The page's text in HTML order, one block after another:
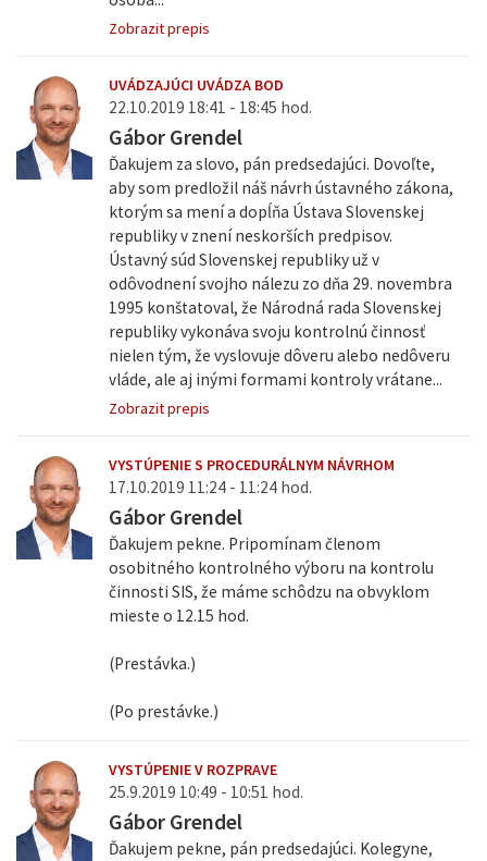
Zobrazit prepis
UVÁDZAJÚCI UVÁDZA BOD
22.10.2019 18:41 - 18:45 hod.
Gábor Grendel
Ďakujem za slovo, pán predsedajúci. Dovoľte,
aby som predložil náš návrh ústavného zákona,
ktorým sa mení a dopĺňa Ústava Slovenskej
republiky v znení neskorších predpisov.
Ústavný súd Slovenskej republiky už v
odôvodnení svojho nálezu zo dňa 29. novembra
1995 konštatoval, že Národná rada Slovenskej
republiky vykonáva svoju kontrolnú činnosť
nielen tým, že vyslovuje dôveru alebo nedôveru
vláde, ale aj inými formami kontroly vrátane...
Zobrazit prepis
VYSTÚPENIE S PROCEDURÁLNYM NÁVRHOM
17.10.2019 11:24 - 11:24 hod.
Gábor Grendel
Ďakujem pekne. Pripomínam členom
osobitného kontrolného výboru na kontrolu
činnosti SIS, že máme schôdzu na obvyklom
mieste o 12.15 hod.
(Prestávka.)
(Po prestávke.)
VYSTÚPENIE V ROZPRAVE
25.9.2019 10:49 - 10:51 hod.
Gábor Grendel
Ďakujem pekne, pán predsedajúci. Kolegyne,